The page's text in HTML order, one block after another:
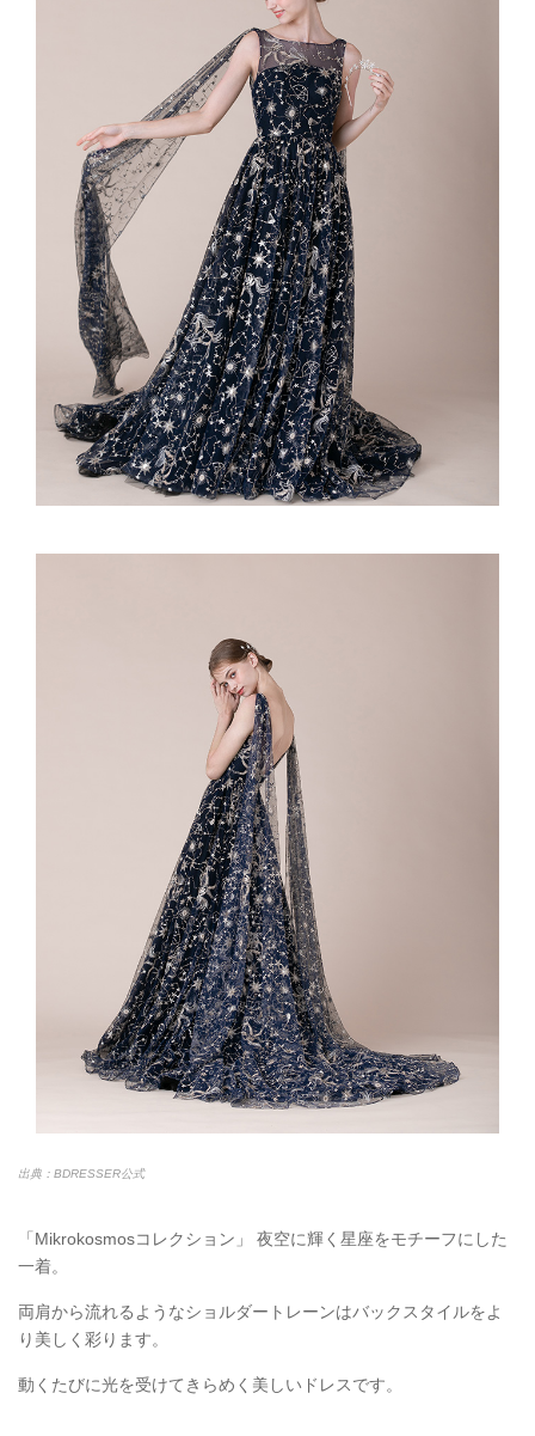
出典：BDRESSER公式
「Mikrokosmosコレクション」 夜空に輝く星座をモチーフにした
一着。
両肩から流れるようなショルダートレーンはバックスタイルをよ
り美しく彩ります。
動くたびに光を受けてきらめく美しいドレスです。